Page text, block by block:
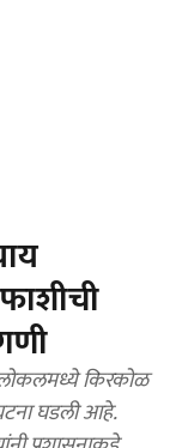
किरकोळ
घडली आहे.